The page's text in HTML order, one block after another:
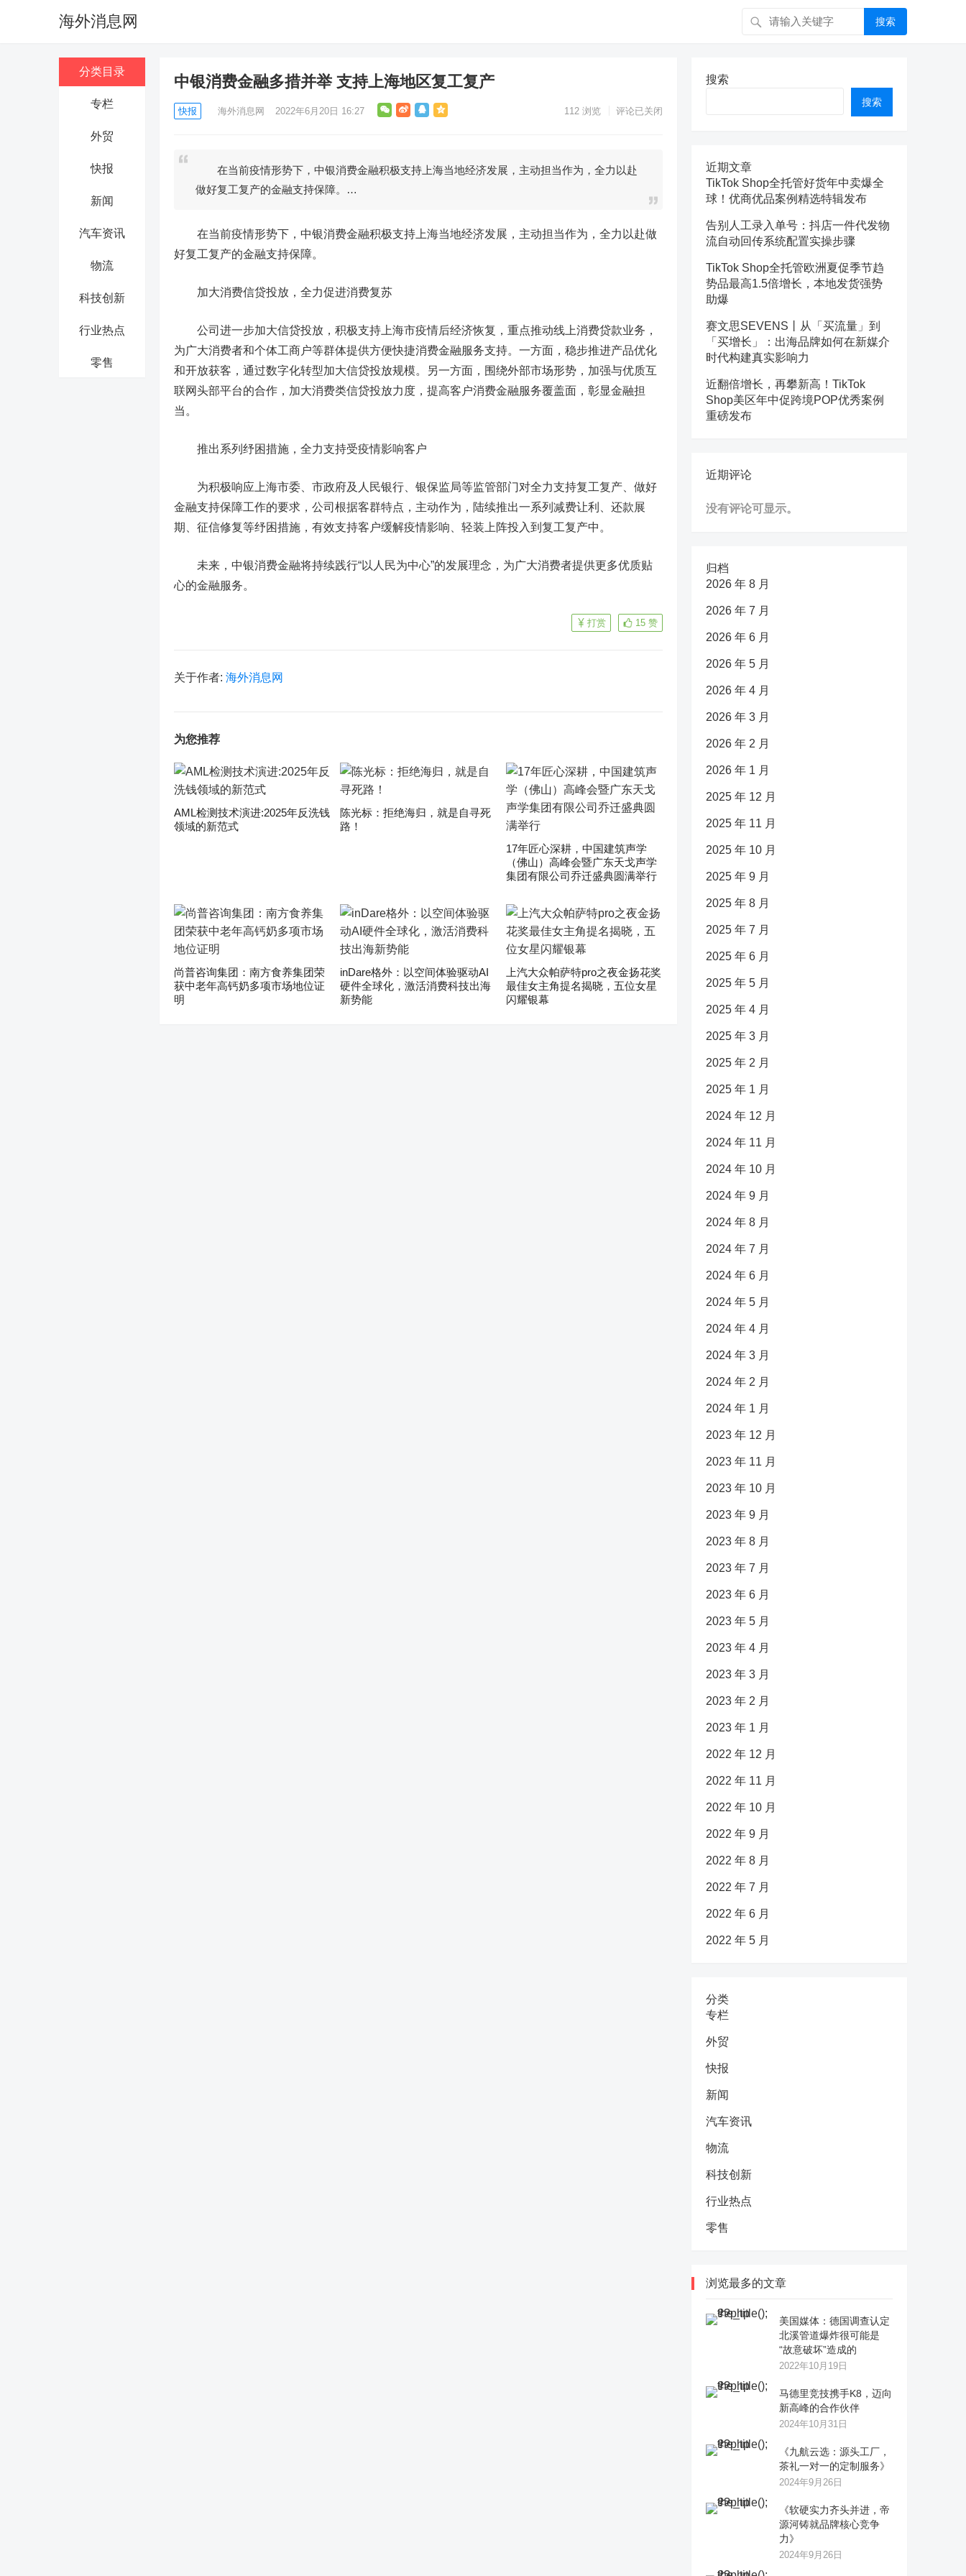
海外消息网 搜索
分类目录
专栏
外贸
快报
新闻
汽车资讯
物流
科技创新
行业热点
零售
中银消费金融多措并举 支持上海地区复工复产
快报 海外消息网 2022年6月20日 16:27 112 浏览 评论已关闭
在当前疫情形势下，中银消费金融积极支持上海当地经济发展，主动担当作为，全力以赴
做好复工复产的金融支持保障。…
在当前疫情形势下，中银消费金融积极支持上海当地经济发展，主动担当作为，全力以赴做
好复工复产的金融支持保障。
加大消费信贷投放，全力促进消费复苏
公司进一步加大信贷投放，积极支持上海市疫情后经济恢复，重点推动线上消费贷款业务，
为广大消费者和个体工商户等群体提供方便快捷消费金融服务支持。一方面，稳步推进产品优化
和开放获客，通过数字化转型加大信贷投放规模。另一方面，围绕外部市场形势，加强与优质互
联网头部平台的合作，加大消费类信贷投放力度，提高客户消费金融服务覆盖面，彰显金融担
当。
推出系列纾困措施，全力支持受疫情影响客户
为积极响应上海市委、市政府及人民银行、银保监局等监管部门对全力支持复工复产、做好
金融支持保障工作的要求，公司根据客群特点，主动作为，陆续推出一系列减费让利、还款展
期、征信修复等纾困措施，有效支持客户缓解疫情影响、轻装上阵投入到复工复产中。
未来，中银消费金融将持续践行“以人民为中心”的发展理念，为广大消费者提供更多优质贴
心的金融服务。
15 赞
打赏
关于作者: 海外消息网
为您推荐
AML检测技术演进:2025年反洗钱
领域的新范式
陈光标：拒绝海归，就是自寻死
路！
17年匠心深耕，中国建筑声学
（佛山）高峰会暨广东天戈声学
集团有限公司乔迁盛典圆满举行
尚普咨询集团：南方食养集团荣
获中老年高钙奶多项市场地位证
明
inDare格外：以空间体验驱动AI
硬件全球化，激活消费科技出海
新势能
上汽大众帕萨特pro之夜金扬花奖
最佳女主角提名揭晓，五位女星
闪耀银幕
搜索
搜索
近期文章
TikTok Shop全托管好货年中卖爆全
球！优商优品案例精选特辑发布
告别人工录入单号：抖店一件代发物
流自动回传系统配置实操步骤
TikTok Shop全托管欧洲夏促季节趋
势品最高1.5倍增长，本地发货强势
助爆
赛文思SEVENS丨从「买流量」到
「买增长」：出海品牌如何在新媒介
时代构建真实影响力
近翻倍增长，再攀新高！TikTok
Shop美区年中促跨境POP优秀案例
重磅发布
近期评论
没有评论可显示。
归档
2026 年 8 月
2026 年 7 月
2026 年 6 月
2026 年 5 月
2026 年 4 月
2026 年 3 月
2026 年 2 月
2026 年 1 月
2025 年 12 月
2025 年 11 月
2025 年 10 月
2025 年 9 月
2025 年 8 月
2025 年 7 月
2025 年 6 月
2025 年 5 月
2025 年 4 月
2025 年 3 月
2025 年 2 月
2025 年 1 月
2024 年 12 月
2024 年 11 月
2024 年 10 月
2024 年 9 月
2024 年 8 月
2024 年 7 月
2024 年 6 月
2024 年 5 月
2024 年 4 月
2024 年 3 月
2024 年 2 月
2024 年 1 月
2023 年 12 月
2023 年 11 月
2023 年 10 月
2023 年 9 月
2023 年 8 月
2023 年 7 月
2023 年 6 月
2023 年 5 月
2023 年 4 月
2023 年 3 月
2023 年 2 月
2023 年 1 月
2022 年 12 月
2022 年 11 月
2022 年 10 月
2022 年 9 月
2022 年 8 月
2022 年 7 月
2022 年 6 月
2022 年 5 月
分类
专栏
外贸
快报
新闻
汽车资讯
物流
科技创新
行业热点
零售
浏览最多的文章
美国媒体：德国调查认定
北溪管道爆炸很可能是
“故意破坏”造成的
2022年10月19日
马德里竞技携手K8，迈向
新高峰的合作伙伴
2024年10月31日
《九航云选：源头工厂，
茶礼一对一的定制服务》
2024年9月26日
《软硬实力齐头并进，帝
源河铸就品牌核心竞争
力》
2024年9月26日